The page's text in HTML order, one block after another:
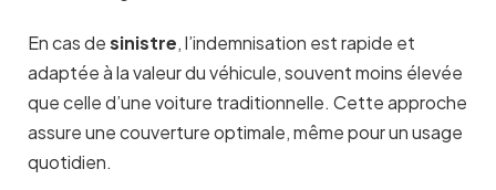
En cas desinistre, l’indemnisation est rapide et
adaptée à la valeur du véhicule, souvent moins élevée
que celle d’une voiture traditionnelle. Cette approche
assure une couverture optimale, même pour un usage
quotidien.